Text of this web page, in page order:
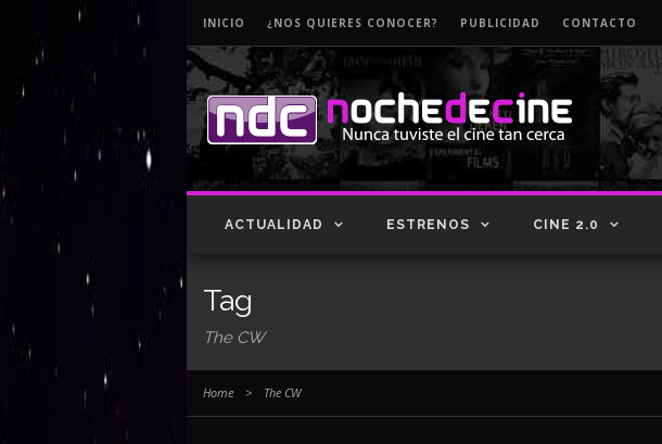
INICIO ¿NOS QUIERES CONOCER? PUBLICIDAD CONTACTO
ACTUALIDAD ESTRENOS CINE 2.0
Tag
The CW
Home > The CW